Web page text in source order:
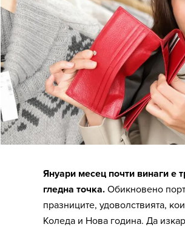
Януари месец почти винаги е
гледна точка. Обикновено
празниците, удоволствията,
Коледа и Нова година. Да